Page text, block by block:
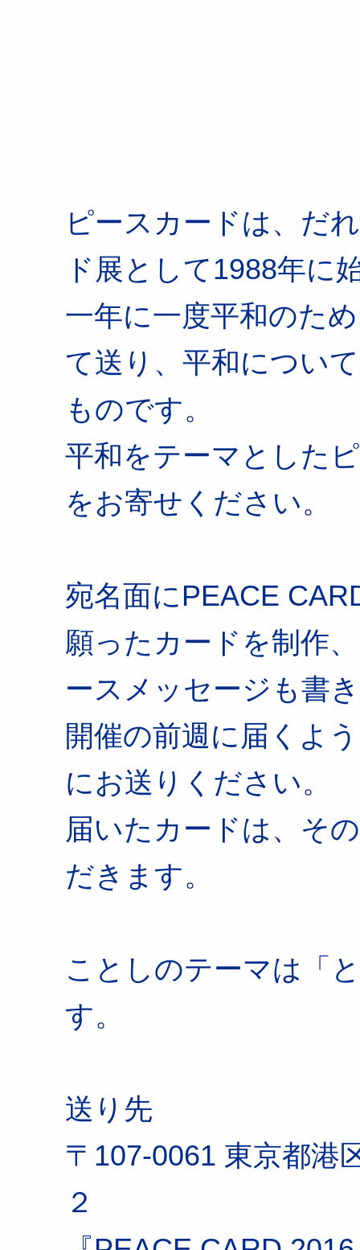
ピースカードは、だ
ド展として1988年に
一年に一度平和のた
て送り、平和につい
ものです。
平和をテーマとした
をお寄せください。
宛名面にPEACE
願ったカードを制作
ースメッセージも書
開催の前週に届くよ
にお送りください。
届いたカードは、そ
だきます。
ことしのテーマは「
す。
送り先
〒107-0061 東京都港
２